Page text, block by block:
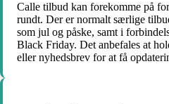
Calle tilbud kan forekomme på
rundt. Der er normalt særlige
som jul og påske, samt i
Black Friday. Det anbefales at
eller nyhedsbrev for at få